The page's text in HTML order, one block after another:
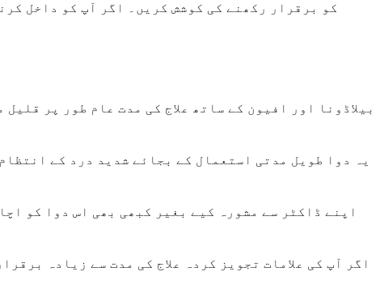
بیلاڈونا اور افیون کے ساتھ علاج کی مدت عام طور پر
یہ دوا طویل مدتی استعمال کے بجائے شدید درد کے
اپنے ڈاکٹر سے مشورہ کیے بغیر کبھی بھی اس دوا کو
اگر آپ کی علامات تجویز کردہ علاج کی مدت سے زیادہ